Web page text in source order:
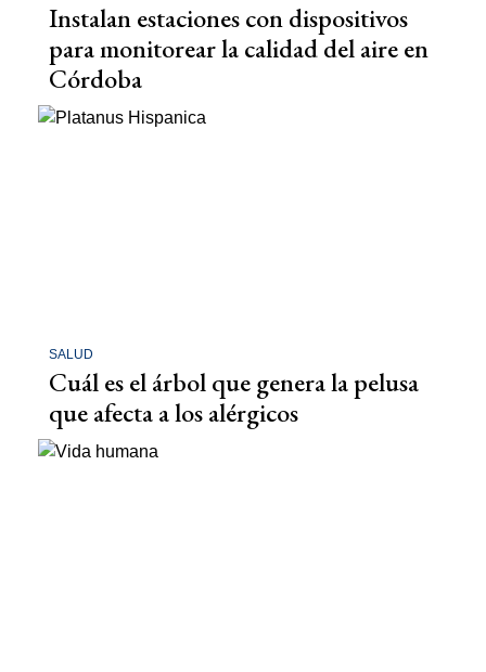
Instalan estaciones con dispositivos
para monitorear la calidad del aire en
Córdoba
SALUD
Cuál es el árbol que genera la pelusa
que afecta a los alérgicos